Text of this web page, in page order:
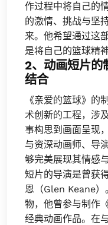
作过程中将自己的
的激情、挑战与坚
来。他希望通过这
是将自己的篮球精
2、动画短片的
结合
《亲爱的篮球》的
术创新的工程，涉
事构思到画面呈现
与资深动画师、导
够完美展现其情感
短片的导演是曾获
恩（Glen Keane）
物，他曾参与制作
经典动画作品。在